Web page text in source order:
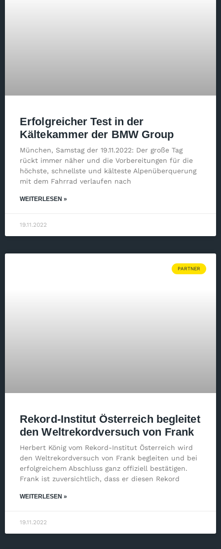
Erfolgreicher Test in der
Kältekammer der BMW Group
München, Samstag der 19.11.2022: Der große Tag
rückt immer näher und die Vorbereitungen für die
höchste, schnellste und kälteste Alpenüberquerung
mit dem Fahrrad verlaufen nach
WEITERLESEN »
19.11.2022
PARTNER
Rekord-Institut Österreich begleitet
den Weltrekordversuch von Frank
Herbert König vom Rekord-Institut Österreich wird
den Weltrekordversuch von Frank begleiten und bei
erfolgreichem Abschluss ganz offiziell bestätigen.
Frank ist zuversichtlich, dass er diesen Rekord
WEITERLESEN »
19.11.2022